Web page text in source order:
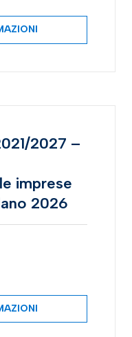
2027 –
imprese
2026